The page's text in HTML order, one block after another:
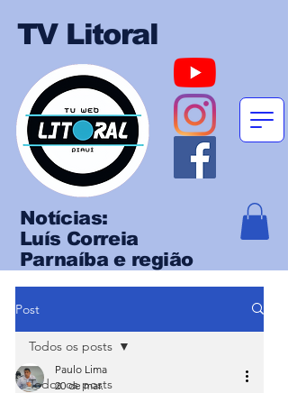
TV Litoral
Notícias:
Luís Correia
Parnaíba e região
Post
Todos os posts
Todos os posts
Paulo Lima
20 de mar.